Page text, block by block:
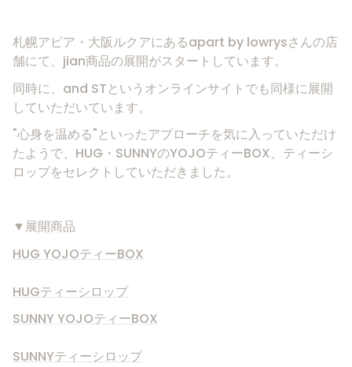
札幌アピア・大阪ルクアにあるapart by lowrysさんの店
舗にて、jian商品の展開がスタートしています。
同時に、and STというオンラインサイトでも同様に展開
していただいています。
"心身を温める"といったアプローチを気に入っていただけ
たようで、HUG・SUNNYのYOJOティーBOX、ティーシ
ロップをセレクトしていただきました。
▼展開商品
HUG YOJOティーBOX
HUGティーシロップ
SUNNY YOJOティーBOX
SUNNYティーシロップ